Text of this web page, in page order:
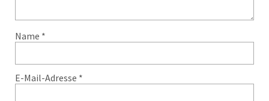
Name *
E-Mail-Adresse *